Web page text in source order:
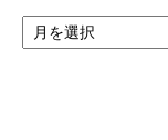
ア
ー